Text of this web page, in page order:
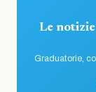
Le
Graduatorie,